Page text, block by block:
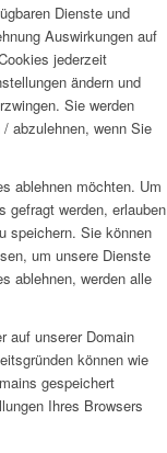
Dienste und
Auswirkungen auf
jederzeit
ändern und
Sie werden
abzulehnen, wenn Sie
ablehnen möchten. Um
gefragt werden, erlauben
speichern. Sie können
um unsere Dienste
ablehnen, werden alle
auf unserer Domain
können wie
gespeichert
Ihres Browsers